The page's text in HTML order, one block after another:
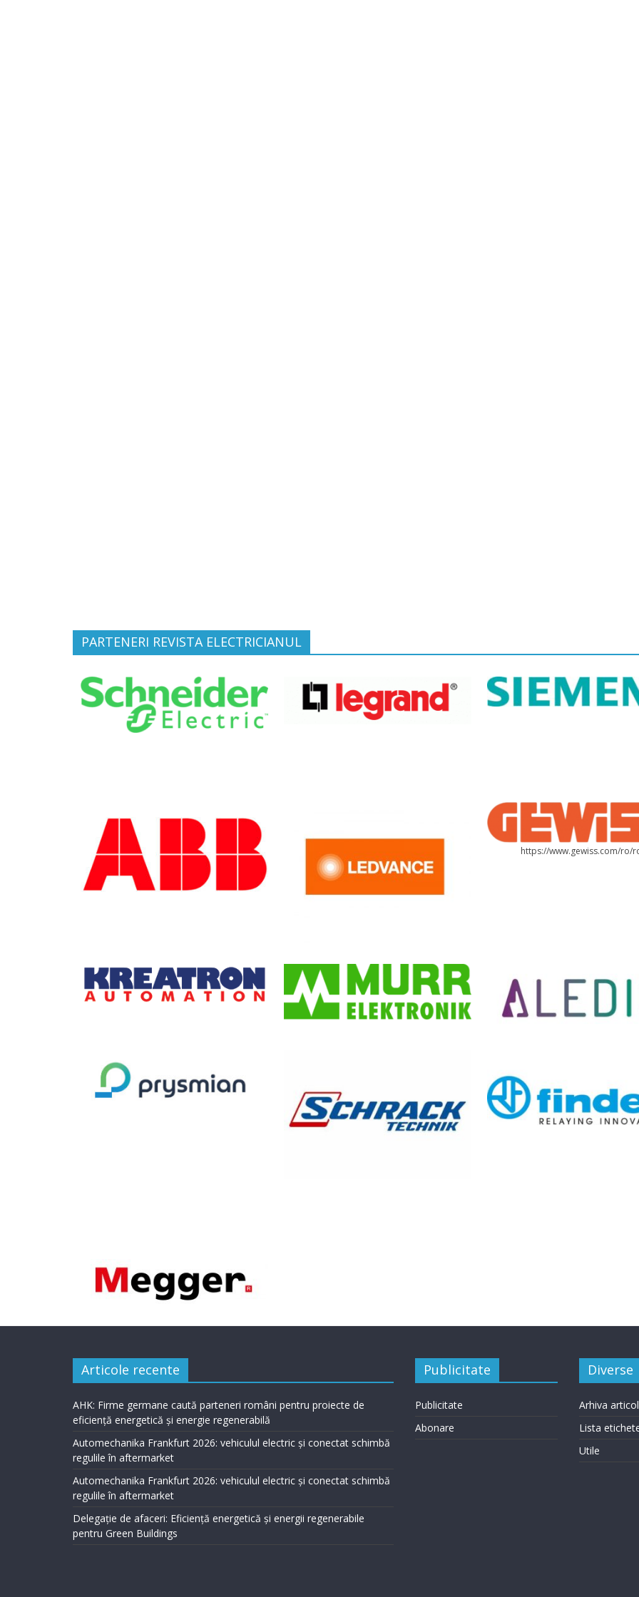
PARTENERI REVISTA ELECTRICIANUL
https://www.gewiss.com/ro/
Articole recente
AHK: Firme germane caută parteneri români pentru proiecte de
eficiență energetică și energie regenerabilă
Automechanika Frankfurt 2026: vehiculul electric și conectat schimbă
regulile în aftermarket
Automechanika Frankfurt 2026: vehiculul electric și conectat schimbă
regulile în aftermarket
Delegație de afaceri: Eficiență energetică și energii regenerabile
pentru Green Buildings
Publicitate
Publicitate
Abonare
Diverse
Arhiva
Lista
Utile